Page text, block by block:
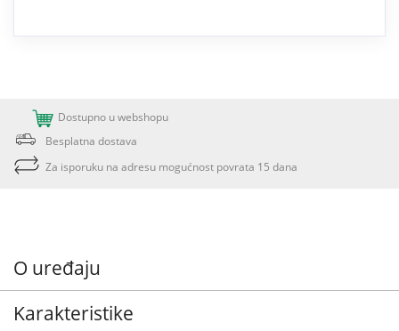
Dostupno u webshopu
Besplatna dostava
Za isporuku na adresu mogućnost povrata 15 dana
O uređaju
Karakteristike